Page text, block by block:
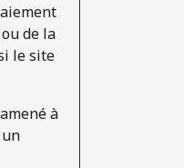
de la
le site
à